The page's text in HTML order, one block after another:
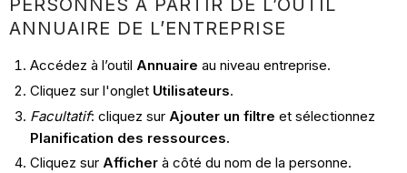
PERSONNES À PARTIR DE L’OUTIL
ANNUAIRE DE L’ENTREPRISE
Accédez à l’outil Annuaire au niveau entreprise.
Cliquez sur l'onglet Utilisateurs.
Facultatif: cliquez sur Ajouter un filtre et sélectionnez
Planification des ressources.
Cliquez sur Afficherà côté du nom de la personne.